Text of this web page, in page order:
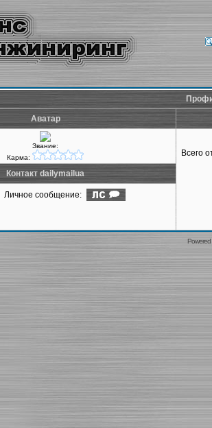
Аватар
Звание:
Карма:
Всего
Контакт dailymailua
Личное сообщение: